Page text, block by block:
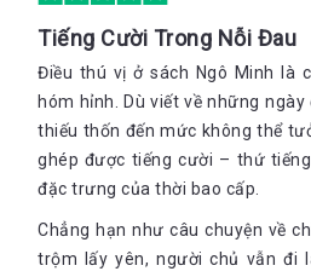
Tiếng Cười Trong Nỗi Đau
Điều thú vị ở sách Ngô Minh là
hóm hỉnh. Dù viết về những
thiếu thốn đến mức không thể
ghép được tiếng cười – thứ
đặc trưng của thời bao cấp.
Chẳng hạn như câu chuyện về
trộm lấy yên, người chủ vẫn đi